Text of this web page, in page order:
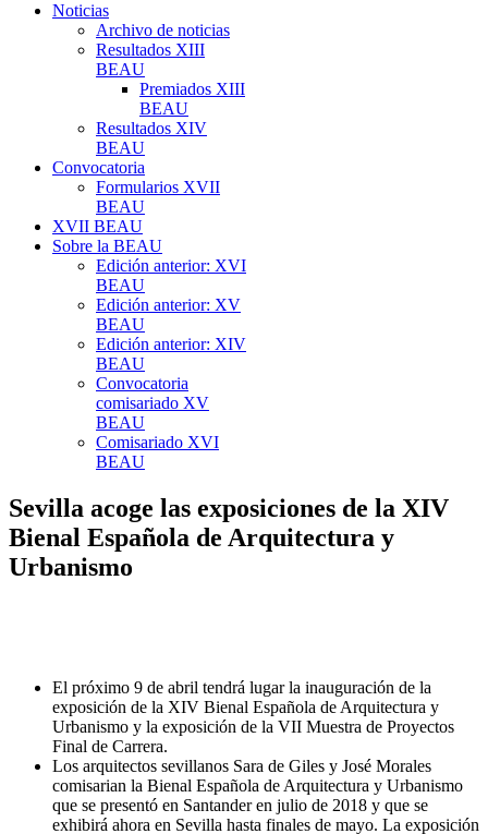
Noticias
Archivo de noticias
Resultados XIII
BEAU
Premiados XIII
BEAU
Resultados XIV
BEAU
Convocatoria
Formularios XVII
BEAU
XVII BEAU
Sobre la BEAU
Edición anterior: XVI
BEAU
Edición anterior: XV
BEAU
Edición anterior: XIV
BEAU
Convocatoria
comisariado XV
BEAU
Comisariado XVI
BEAU
Sevilla acoge las exposiciones de la XIV
Bienal Española de Arquitectura y
Urbanismo
El próximo 9 de abril tendrá lugar la inauguración de la
exposición de la XIV Bienal Española de Arquitectura y
Urbanismo y la exposición de la VII Muestra de Proyectos
Final de Carrera.
Los arquitectos sevillanos Sara de Giles y José Morales
comisarian la Bienal Española de Arquitectura y Urbanismo
que se presentó en Santander en julio de 2018 y que se
exhibirá ahora en Sevilla hasta finales de mayo. La exposición